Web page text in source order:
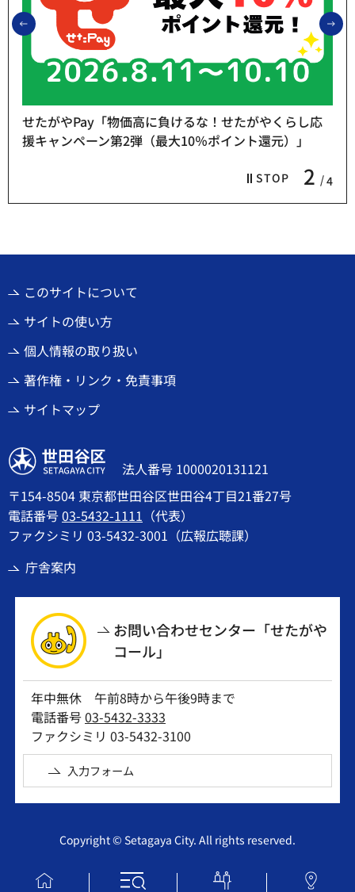
前のスライドを表示
STOP 2 4
せたがやPay「物価高に負けるな！せたがやくらし応
援キャンペーン第2弾（最大10％ポイント還元）」
このサイトについて
サイトの使い方
個人情報の取り扱い
著作権・リンク・免責事項
サイトマップ
世田谷区
法人番号 1000020131121
〒154-8504 東京都世田谷区世田谷4丁目21番27号
電話番号03-5432-1111 （代表）
ファクシミリ 03-5432-3001（広報広聴課）
庁舎案内
お問い合わせセンター「せたがや
コール」
年中無休 午前8時から午後9時まで
電話番号03-5432-3333
ファクシミリ 03-5432-3100
入力フォーム
Copyright © Setagaya City. All rights reserved.